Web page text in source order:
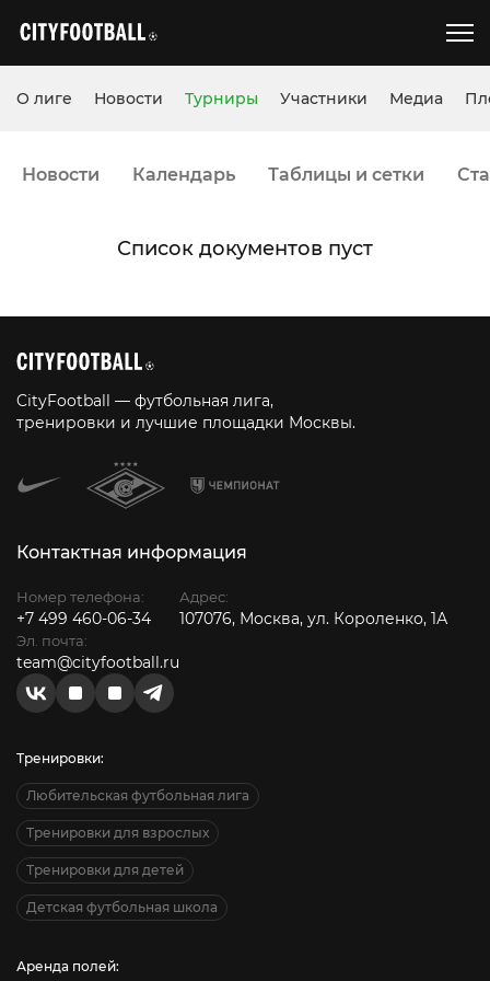
О лиге Новости Турниры Участники Медиа
Новости Календарь Таблицы и сетки
Список документов пуст
CityFootball — футбольная лига,
тренировки и лучшие площадки Москвы.
Контактная информация
Номер телефона:
+7 499 460-06-34
Эл. почта:
team@cityfootball.ru
Адрес:
107076, Москва, ул. Короленко, 1А
Тренировки:
Любительская футбольная лига
Тренировки для взрослых
Тренировки для детей
Детская футбольная школа
Аренда полей: